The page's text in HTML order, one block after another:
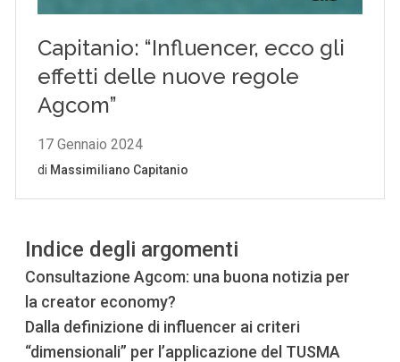
Indice degli argomenti
Consultazione Agcom: una buona notizia per
la creator economy?
Dalla definizione di influencer ai criteri
“dimensionali” per l’applicazione del TUSMA